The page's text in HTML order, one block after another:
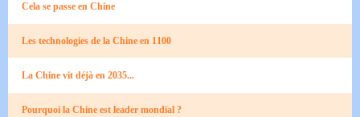
Cela se passe en Chine
Les technologies de la Chine en 1100
La Chine vit déjà en 2035...
Pourquoi la Chine est leader mondial ?